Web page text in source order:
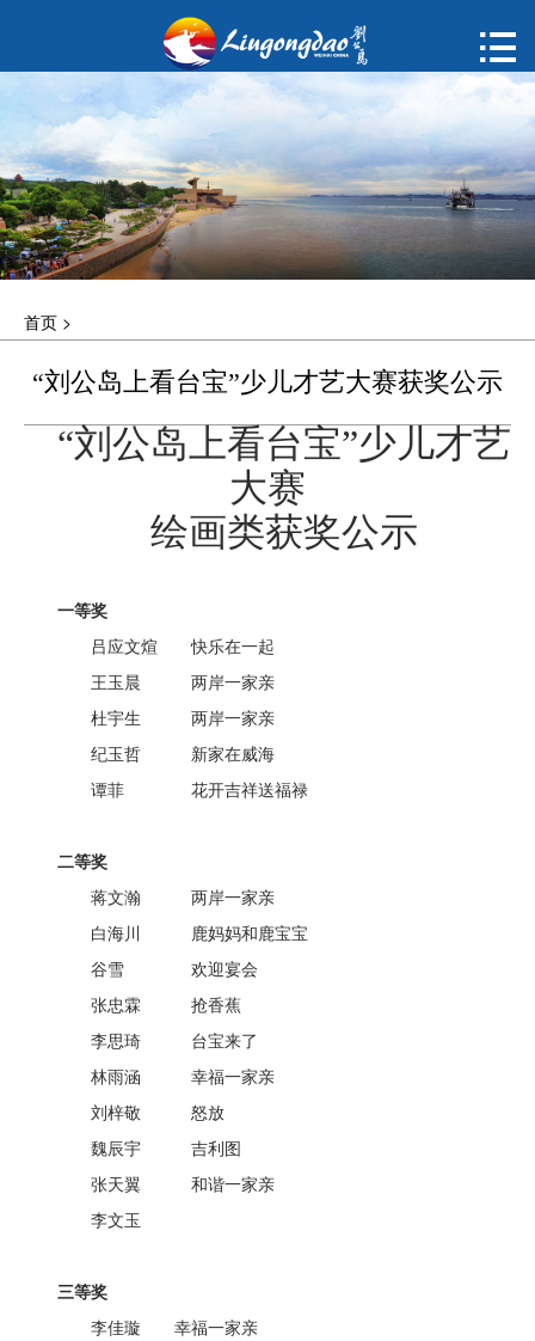
概况
动态
指南
建议
한국어

首页 >
“刘公岛上看台宝”少儿才艺大赛获奖公示
“刘公岛上看台宝”少儿才艺
大赛
绘画类获奖公示
一等奖
吕应文煊 快乐在一起
王玉晨 两岸一家亲
杜宇生 两岸一家亲
纪玉哲 新家在威海
谭菲 花开吉祥送福禄
二等奖
蒋文瀚 两岸一家亲
白海川 鹿妈妈和鹿宝宝
谷雪 欢迎宴会
张忠霖 抢香蕉
李思琦 台宝来了
林雨涵 幸福一家亲
刘梓敬 怒放
魏辰宇 吉利图
张天翼 和谐一家亲
李文玉
三等奖
李佳璇 幸福一家亲